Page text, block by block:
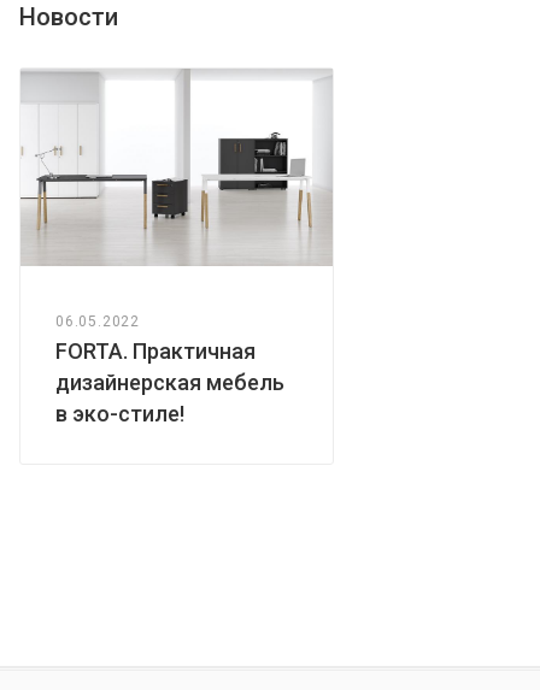
Новости
06.05.2022
FORTA. Практичная
дизайнерская мебель
в эко-стиле!